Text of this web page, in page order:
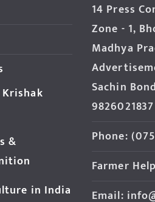
&
in India
14 Press
Zone - 1,
Madhya
Sachin
9826021837
Phone:
Farmer
Email: